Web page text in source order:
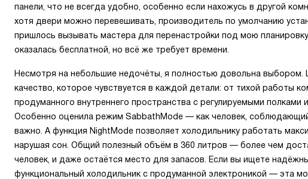
панели, что не всегда удобно, особенно если нахожусь в другой
хотя двери можно перевешивать, производитель по умолчанию
пришлось вызывать мастера для перенастройки под мою
оказалась бесплатной, но всё же требует времени.
Несмотря на небольшие недочёты, я полностью довольна выбором.
качество, которое чувствуется в каждой детали: от тихой работы
продуманного внутреннего пространства с регулируемыми полками
Особенно оценила режим SabbathMode — как человек,
важно. А функция NightMode позволяет холодильнику работать
нарушая сон. Общий полезный объём в 360 литров — более чем
человек, и даже остаётся место для запасов. Если вы ищете
функциональный холодильник с продуманной электроникой — эта